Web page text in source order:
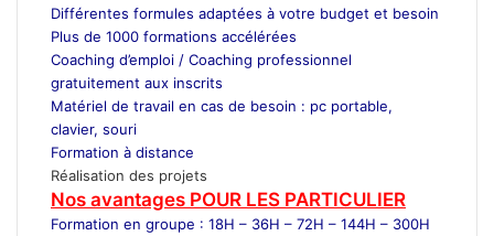
Différentes formules adaptées à votre budget et besoin
Plus de 1000 formations accélérées
Coaching d’emploi / Coaching professionnel
gratuitement aux inscrits
Matériel de travail en cas de besoin : pc portable,
clavier, souri
Formation à distance
Réalisation des projets
Nos avantages POUR LES PARTICULIER
Formation en groupe : 18H – 36H – 72H – 144H – 300H